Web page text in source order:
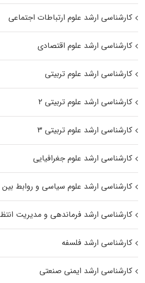
کارشناسی ارشد علوم ارتباطات اجتماعی
کارشناسی ارشد علوم اقتصادی
کارشناسی ارشد علوم تربیتی
کارشناسی ارشد علوم تربیتی ۲
کارشناسی ارشد علوم تربیتی ۳
کارشناسی ارشد علوم جغرافیایی
کارشناسی ارشد علوم سیاسی و روابط بین
کارشناسی ارشد فرماندهی و مدیریت
کارشناسی ارشد فلسفه
کارشناسی ارشد ایمنی صنعتی